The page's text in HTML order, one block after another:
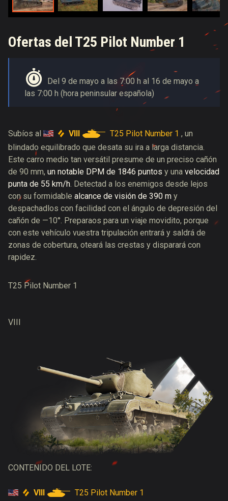
Ofertas del T25 Pilot Number 1
Del 9 de mayo a las 7:00 h al 16 de mayo a
las 7:00 h (hora peninsular española)
Subíos al VIII T25 Pilot Number 1 , un
blindado equilibrado que desata su ira a larga distancia.
Este carro medio tan versátil presume de un preciso cañón
de 90 mm, un notable DPM de 1846 puntos y una velocidad
punta de 55 km/h . Detectad a los enemigos desde lejos
con su formidable alcance de visión de 390 m y
despachadlos con facilidad con el ángulo de depresión del
cañón de —10°. Preparaos para un viaje movidito, porque
con este vehículo vuestra tripulación entrará y saldrá de
zonas de cobertura, oteará las crestas y disparará con
rapidez.
T25 Pilot Number 1
VIII
CONTENIDO DEL LOTE:
VIII
T25 Pilot Number 1